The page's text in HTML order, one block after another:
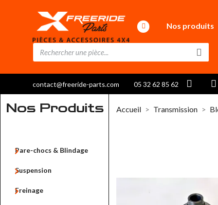
Nos produits
contact@freeride-parts.com 05 32 62 85 62
Accueil Transmission
Nos Produits
Pare-chocs & Blindage

Suspension

Freinage
